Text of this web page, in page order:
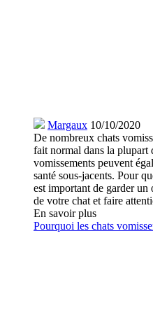
Margaux 10/10/2020
De nombreux chats
fait normal dans la plupart
vomissements peuvent
santé sous-jacents. Pour
est important de garder
de votre chat et faire
En savoir plus
Pourquoi les chats